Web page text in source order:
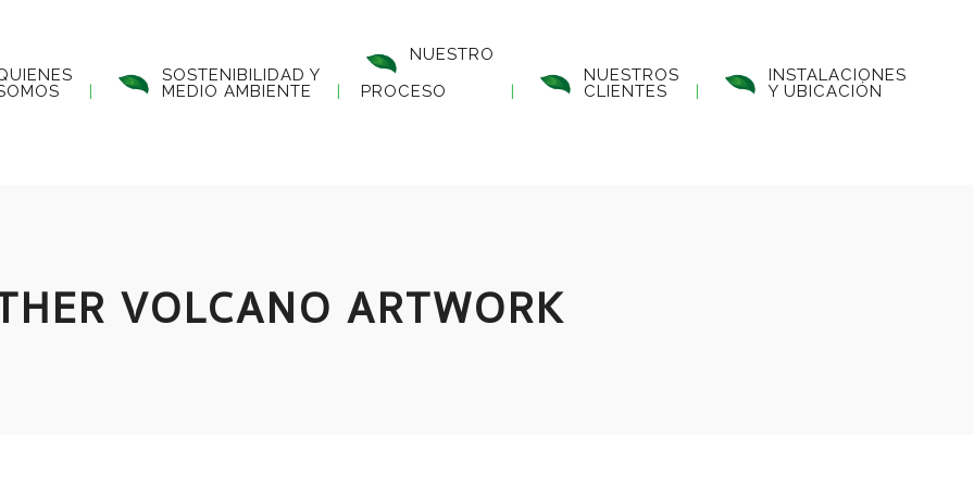
SOSTENIBILIDAD Y
MEDIO AMBIENTE
NUESTRO
PROCESO
NUESTROS
CLIENTES
INSTALACIONES
Y UBICACIÓN
VOLCANO ARTWORK